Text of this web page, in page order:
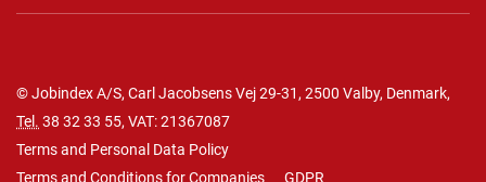
© Jobindex A/S, Carl Jacobsens Vej 29-31, 2500 Valby, Denmark,
Tel. 38 32 33 55, VAT: 21367087
Terms and Personal Data Policy
Terms and Conditions for Companies
GDPR